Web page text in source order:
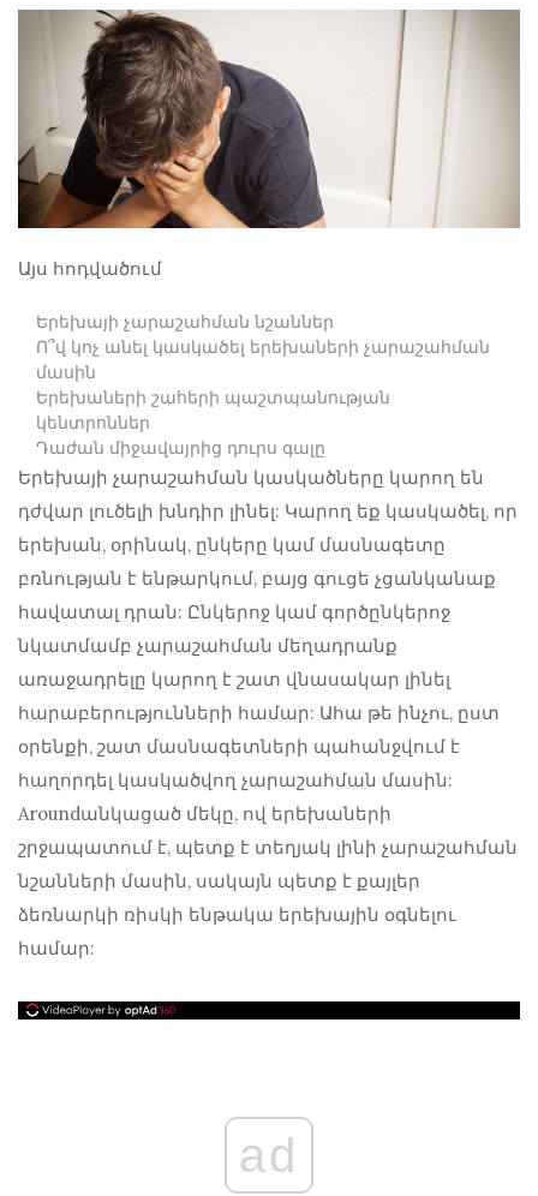
Այս հոդվածում
Երեխայի չարաշահման նշաններ
Ո՞վ կոչ անել կասկածել երեխաների չարաշահման
մասին
Երեխաների շահերի պաշտպանության
կենտրոններ
Դաժան միջավայրից դուրս գալը
Երեխայի չարաշահման կասկածները կարող են
դժվար լուծելի խնդիր լինել: Կարող եք կասկածել, որ
երեխան, օրինակ, ընկերը կամ մասնագետը
բռնության է ենթարկում, բայց գուցե չցանկանաք
հավատալ դրան: Ընկերոջ կամ գործընկերոջ
նկատմամբ չարաշահման մեղադրանք
առաջադրելը կարող է շատ վնասակար լինել
հարաբերությունների համար: Ահա թե ինչու, ըստ
օրենքի, շատ մասնագետների պահանջվում է
հաղորդել կասկածվող չարաշահման մասին:
Aroundանկացած մեկը, ով երեխաների
շրջապատում է, պետք է տեղյակ լինի չարաշահման
նշանների մասին, սակայն պետք է քայլեր
ձեռնարկի ռիսկի ենթակա երեխային օգնելու
համար:
ad